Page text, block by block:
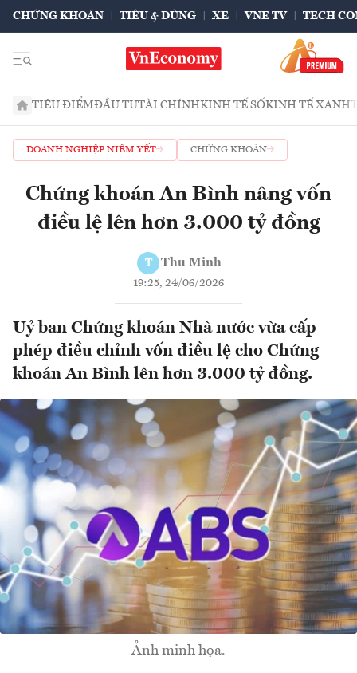
CHỨNG KHOÁN TIÊU & DÙNG XE VNE TV TECH
TIÊU ĐIỂMĐẦU TƯTÀI CHÍNHKINH TẾ SỐKINH TẾ XANH
DOANH NGHIỆP NIÊM YẾT CHỨNG KHOÁN
Chứng khoán An Bình nâng vốn
điều lệ lên hơn 3.000 tỷ đồng
T Thu Minh
19:25, 24/06/2026
Uỷ ban Chứng khoán Nhà nước vừa cấp
phép điều chỉnh vốn điều lệ cho Chứng
khoán An Bình lên hơn 3.000 tỷ đồng.
Ảnh minh họa.